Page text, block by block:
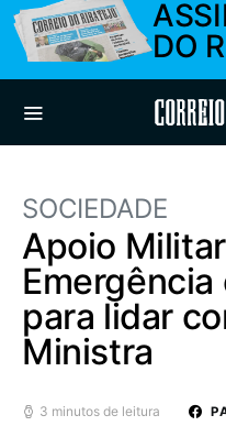
DO
SOCIEDADE
Apoio
para lidar
Ministra
3 minutos de leitura